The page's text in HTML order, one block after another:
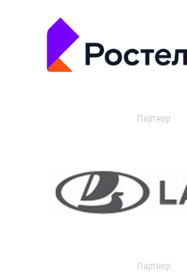
Партнер
Партнер